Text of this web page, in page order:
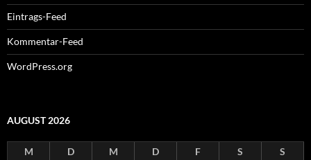
Eintrags-Feed
Kommentar-Feed
WordPress.org
AUGUST 2026
M D M D F S
S